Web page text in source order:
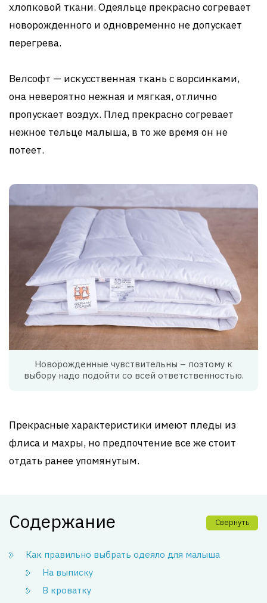
хлопковой ткани. Одеяльце прекрасно согревает
новорожденного и одновременно не допускает
перегрева.
Велсофт — искусственная ткань с ворсинками,
она невероятно нежная и мягкая, отлично
пропускает воздух. Плед прекрасно согревает
нежное тельце малыша, в то же время он не
потеет.
Новорожденные чувствительны – поэтому к
выбору надо подойти со всей ответственностью.
Прекрасные характеристики имеют пледы из
флиса и махры, но предпочтение все же стоит
отдать ранее упомянутым.
Содержание Свернуть
Как правильно выбрать одеяло для малыша
На выписку
В кроватку